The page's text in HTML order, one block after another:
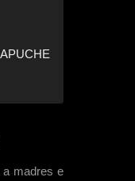
a madres e